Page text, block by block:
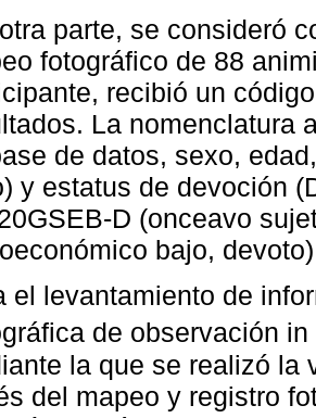
parte, se consideró
fotográfico de 88
recibió un
La nomenclatura
de datos, sexo,
y estatus de devoción
D (onceavo
bajo,
el levantamiento de
de observación in
la que se realizó la
del mapeo y registro